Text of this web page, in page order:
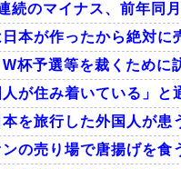
続のマイナス、前年同
本が作ったから絶対
杯予選等を裁くため
人が住み着いている」
を旅行した外国人が
ンの売り場で唐揚げを食